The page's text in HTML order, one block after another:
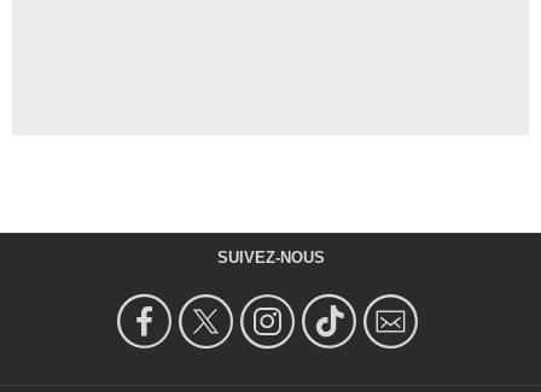
SUIVEZ-NOUS